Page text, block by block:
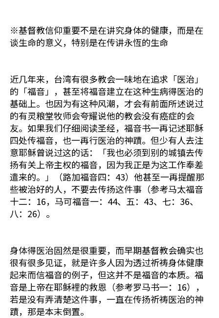
※基督教信仰重要不是在讲究身体的健康，而是在
谈生命的意义，特别是在传讲永恆的生命
近几年来，台湾有很多教会一味地在追求「医治」
的「福音」，甚至将福音建立在这种生病得医治的
基础上。也因为有这种风潮，才会有前面所述说过
的有灵粮堂牧师会夸耀说他的教会没有癌症的会
友。如果我们仔细阅读圣经，福音书一再记述耶稣
四处传福音，也一再行医治的神蹟。但少有人去注
意耶稣曾说过这的话：「我也必须到别的城镇去传
扬有关上帝主权的福音，因为我正是为这工作奉差
遣来的。」（路加福音四：43）他甚至一再提醒那
些被治好的人，不要去传扬这件事（参考马太福音
十二：16，马可福音一：44、五：43、七：36、
八：26）。
身体得医治固然是很重要，而早期基督教会确实也
很有很多见证，就是许多人因为透过祈祷身体健康
起来而信福音的例子，但这并不是福音的本质。福
音是上帝在耶稣裡的救恩（参考罗马书一：16），
若是没有弄清楚这件事，一直在传扬祈祷医治的神
蹟，那是本末倒置。